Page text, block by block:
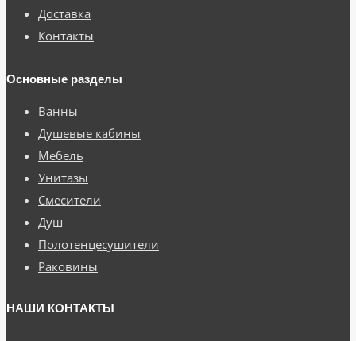
Доставка
Контакты
Основные разделы
Ванны
Душевые кабины
Мебель
Унитазы
Смесители
Душ
Полотенцесушители
Раковины
НАШИ КОНТАКТЫ